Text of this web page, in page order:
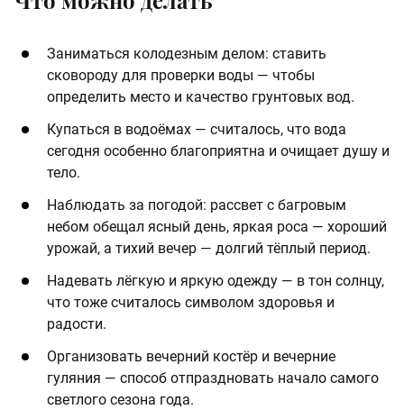
Заниматься колодезным делом: ставить
сковороду для проверки воды — чтобы
определить место и качество грунтовых вод.
Купаться в водоёмах — считалось, что вода
сегодня особенно благоприятна и очищает душу и
тело.
Наблюдать за погодой: рассвет с багровым
небом обещал ясный день, яркая роса — хороший
урожай, а тихий вечер — долгий тёплый период.
Надевать лёгкую и яркую одежду — в тон солнцу,
что тоже считалось символом здоровья и
радости.
Организовать вечерний костёр и вечерние
гуляния — способ отпраздновать начало самого
светлого сезона года.